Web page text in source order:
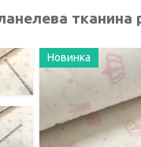
тканина
Новинка